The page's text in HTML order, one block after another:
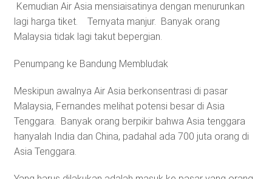
Kemudian Air Asia mensiaisatinya dengan menurunkan
lagi harga tiket. Ternyata manjur. Banyak orang
Malaysia tidak lagi takut bepergian.
Penumpang ke Bandung Membludak
Meskipun awalnya Air Asia berkonsentrasi di pasar
Malaysia, Fernandes melihat potensi besar di Asia
Tenggara. Banyak orang berpikir bahwa Asia tenggara
hanyalah India dan China, padahal ada 700 juta orang di
Asia Tenggara.